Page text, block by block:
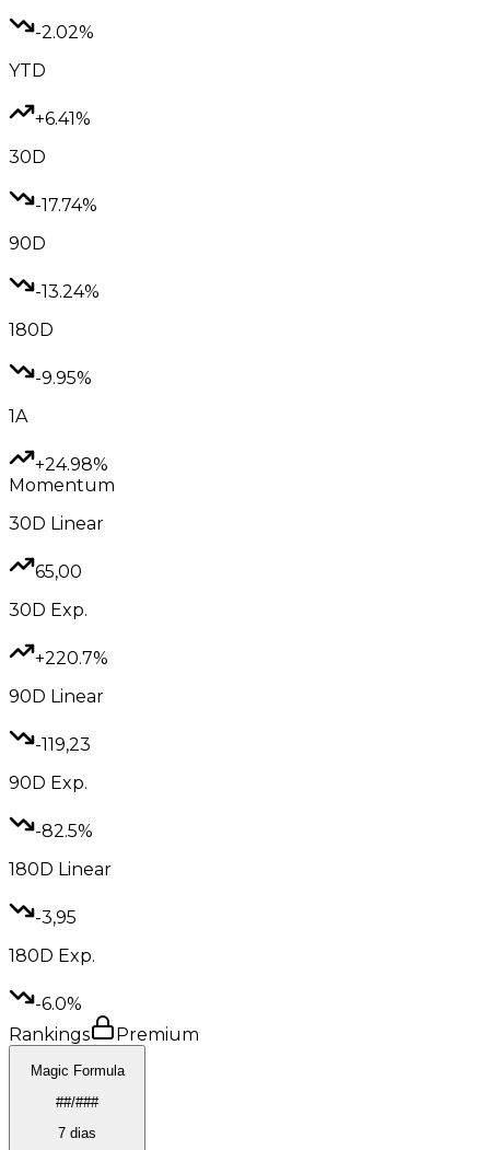
-2.02%
YTD
+6.41%
30D
-17.74%
90D
-13.24%
180D
-9.95%
1A
+24.98%
Momentum
30D Linear
65,00
30D Exp.
+220.7%
90D Linear
-119,23
90D Exp.
-82.5%
180D Linear
-3,95
180D Exp.
-6.0%
Rankings
Premium
Magic Formula
##/###
7 dias